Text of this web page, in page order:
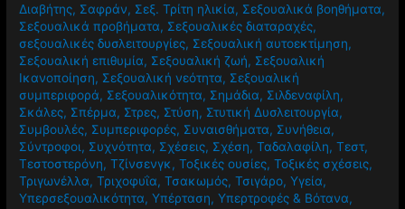
Διαβήτης, Σαφράν, Σεξ. Τρίτη ηλικία, Σεξουαλικά βοηθήματα,
Σεξουαλικά προβήματα, Σεξουαλικές διαταραχές,
σεξουαλικές δυσλειτουργίες, Σεξουαλική αυτοεκτίμηση,
Σεξουαλική επιθυμία, Σεξουαλική ζωή, Σεξουαλική
Ικανοποίηση, Σεξουαλική νεότητα, Σεξουαλική
συμπεριφορά, Σεξουαλικότητα, Σημάδια, Σιλδεναφίλη,
Σκάλες, Σπέρμα, Στρες, Στύση, Στυτική Δυσλειτουργία,
Συμβουλές, Συμπεριφορές, Συναισθήματα, Συνήθεια,
Σύντροφοι, Συχνότητα, Σχέσεις, Σχέση,Ταδαλαφίλη,Τεστ,
Τεστοστερόνη,Τζίνσενγκ,Τοξικές ουσίες,Τοξικές σχέσεις,
Τριγωνέλλα,Τριχοφυΐα,Τσακωμός,Τσιγάρο,Υγεία,
Υπερσεξουαλικότητα,Υπέρταση,Υπερτροφές & Βότανα,